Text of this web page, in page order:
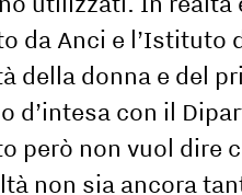
da Anci e
della donna e del
d’intesa con il
però non vuol dire
non sia ancora